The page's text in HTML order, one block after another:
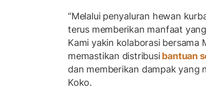
“Melalui penyaluran hewan
terus memberikan manfaat
Kami yakin kolaborasi bersama
memastikan distribusibantuan
dan memberikan dampak yang
Koko.